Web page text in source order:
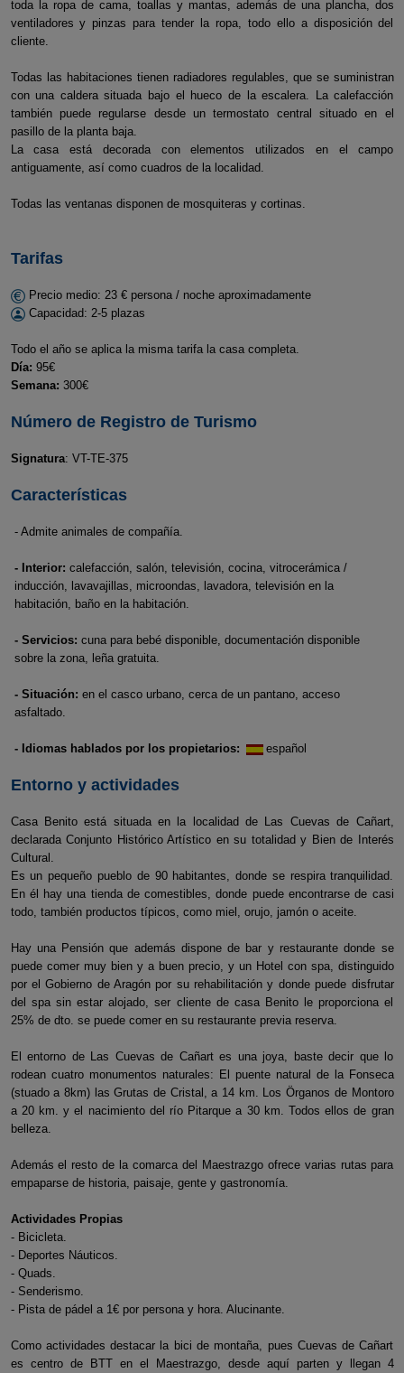
toda la ropa de cama, toallas y mantas, además de una plancha, dos
ventiladores y pinzas para tender la ropa, todo ello a disposición del
cliente.
Todas las habitaciones tienen radiadores regulables, que se suministran
con una caldera situada bajo el hueco de la escalera. La calefacción
también puede regularse desde un termostato central situado en el
pasillo de la planta baja.
La casa está decorada con elementos utilizados en el campo
antiguamente, así como cuadros de la localidad.
Todas las ventanas disponen de mosquiteras y cortinas.
Tarifas
Precio medio: 23 € persona / noche aproximadamente
Capacidad: 2-5 plazas
Todo el año se aplica la misma tarifa la casa completa.
Día: 95€
Semana: 300€
Número de Registro de Turismo
Signatura: VT-TE-375
Características
- Admite animales de compañía.
- Interior: calefacción, salón, televisión, cocina, vitrocerámica /
inducción, lavavajillas, microondas, lavadora, televisión en la
habitación, baño en la habitación.
- Servicios: cuna para bebé disponible, documentación disponible
sobre la zona, leña gratuita.
- Situación: en el casco urbano, cerca de un pantano, acceso
asfaltado.
- Idiomas hablados por los propietarios: español
Entorno y actividades
Casa Benito está situada en la localidad de Las Cuevas de Cañart,
declarada Conjunto Histórico Artístico en su totalidad y Bien de Interés
Cultural.
Es un pequeño pueblo de 90 habitantes, donde se respira tranquilidad.
En él hay una tienda de comestibles, donde puede encontrarse de casi
todo, también productos típicos, como miel, orujo, jamón o aceite.
Hay una Pensión que además dispone de bar y restaurante donde se
puede comer muy bien y a buen precio, y un Hotel con spa, distinguido
por el Gobierno de Aragón por su rehabilitación y donde puede disfrutar
del spa sin estar alojado, ser cliente de casa Benito le proporciona el
25% de dto. se puede comer en su restaurante previa reserva.
El entorno de Las Cuevas de Cañart es una joya, baste decir que lo
rodean cuatro monumentos naturales: El puente natural de la Fonseca
(stuado a 8km) las Grutas de Cristal, a 14 km. Los Örganos de Montoro
a 20 km. y el nacimiento del río Pitarque a 30 km. Todos ellos de gran
belleza.
Además el resto de la comarca del Maestrazgo ofrece varias rutas para
empaparse de historia, paisaje, gente y gastronomía.
Actividades Propias
- Bicicleta.
- Deportes Náuticos.
- Quads.
- Senderismo.
- Pista de pádel a 1€ por persona y hora. Alucinante.
Como actividades destacar la bici de montaña, pues Cuevas de Cañart
es centro de BTT en el Maestrazgo, desde aquí parten y llegan 4